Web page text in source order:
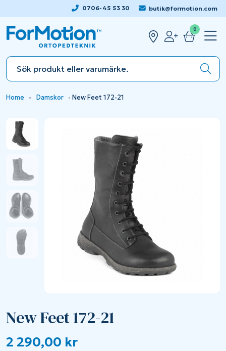
0706-45 53 30 butik@formotion.com
0
Home - Damskor - New Feet 172-21
New Feet 172-21
2 290,00 kr